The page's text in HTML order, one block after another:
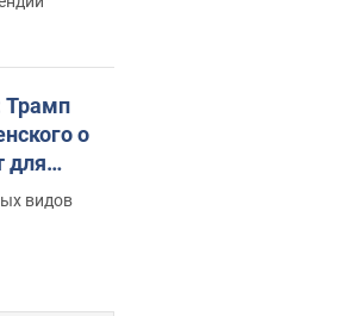
Трамп
о
для
видов